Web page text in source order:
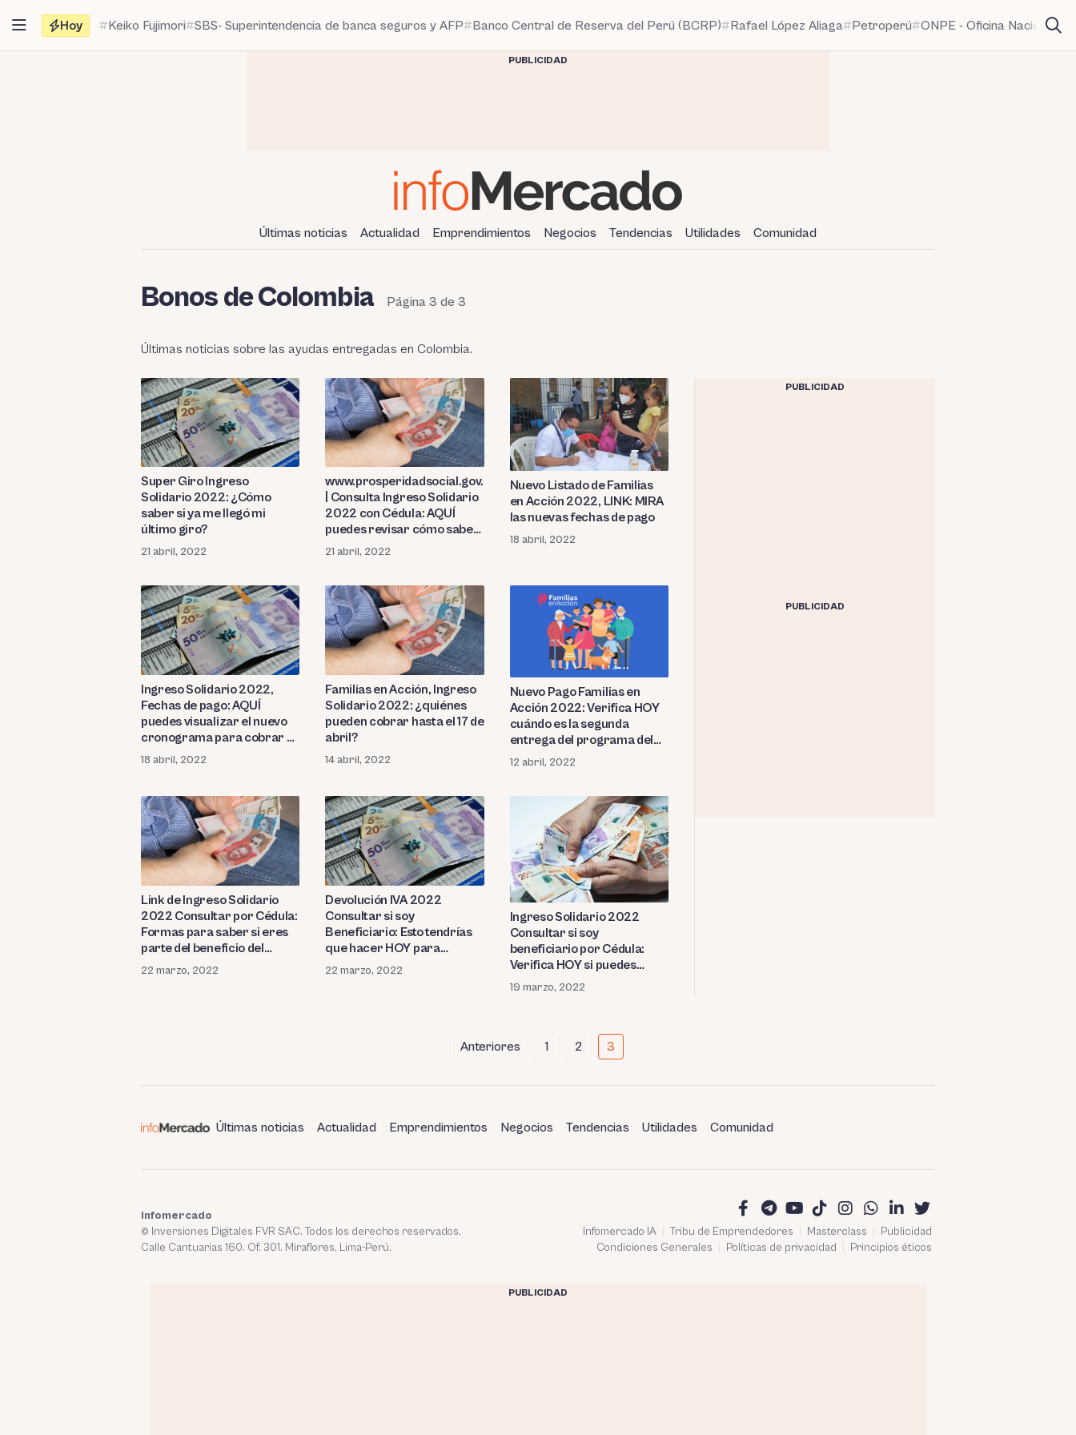
contenido
Hoy Keiko Fujimori SBS- Superintendencia de banca seguros y AFP Banco Central de Reserva del Perú (BCRP) Rafael López Aliaga Petroperú ONPE - Oficina Nacional
PUBLICIDAD
Últimas noticias Actualidad Emprendimientos Negocios Tendencias Utilidades Comunidad
Bonos de Colombia Página 3 de 3
Últimas noticias sobre las ayudas entregadas en Colombia.
Super Giro Ingreso
Solidario 2022: ¿Cómo
saber si ya me llegó mi
último giro?
21 abril, 2022
www.prosperidadsocial.gov.co
| Consulta Ingreso Solidario
2022 con Cédula: AQUÍ
puedes revisar cómo saber
si eres beneficiario
21 abril, 2022
Nuevo Listado de Familias
en Acción 2022, LINK: MIRA
las nuevas fechas de pago
18 abril, 2022
Ingreso Solidario 2022,
Fechas de pago: AQUÍ
puedes visualizar el nuevo
cronograma para cobrar el
subsidio
18 abril, 2022
Familias en Acción, Ingreso
Solidario 2022: ¿quiénes
pueden cobrar hasta el 17 de
abril?
14 abril, 2022
Nuevo Pago Familias en
Acción 2022: Verifica HOY
cuándo es la segunda
entrega del programa del
Gobierno colombiano
12 abril, 2022
Link de Ingreso Solidario
2022 Consultar por Cédula:
Formas para saber si eres
parte del beneficio del
Gobierno colombiano
22 marzo, 2022
Devolución IVA 2022
Consultar si soy
Beneficiario: Esto tendrías
que hacer HOY para
acceder al beneficio del
Gobierno colombiano
22 marzo, 2022
Ingreso Solidario 2022
Consultar si soy
beneficiario por Cédula:
Verifica HOY si puedes
acceder al apoyo del
Gobierno de Colombia
19 marzo, 2022
PUBLICIDAD
PUBLICIDAD
Anteriores 1 2 3
Últimas noticias Actualidad Emprendimientos Negocios Tendencias Utilidades Comunidad
Infomercado IA Tribu de Emprendedores Masterclass
Publicidad
Condiciones Generales
Políticas de privacidad Principios éticos
Infomercado
© Inversiones Digitales FVR SAC. Todos los derechos reservados.
Calle Cantuarias 160. Of. 301. Miraflores, Lima-Perú.
PUBLICIDAD